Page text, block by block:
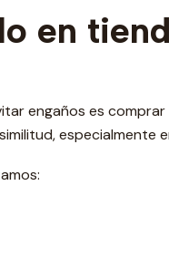
en
engaños es comprar
especialmente